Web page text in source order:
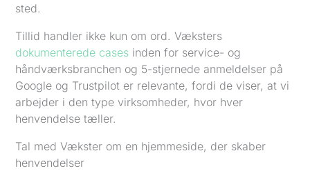
sted.
Tillid handler ikke kun om ord. Væksters
dokumenterede cases inden for service- og
håndværksbranchen og 5-stjernede anmeldelser på
Google og Trustpilot er relevante, fordi de viser, at vi
arbejder i den type virksomheder, hvor hver
henvendelse tæller.
Tal med Vækster om en hjemmeside, der skaber
henvendelser